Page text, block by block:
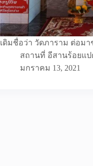
เดิมชื่อว่า วัดภาราม ต่อม
สถานที่ อีสานร้อยแป
มกราคม 13, 2021